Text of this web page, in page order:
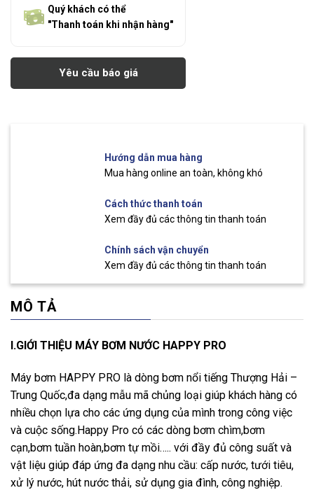
Quý khách có thể
"Thanh toán khi nhận hàng"
Yêu cầu báo giá
Hướng dẫn mua hàng
Mua hàng online an toàn, không khó
Cách thức thanh toán
Xem đầy đủ các thông tin thanh toán
Chính sách vận chuyển
Xem đầy đủ các thông tin thanh toán
MÔ TẢ
I.GIỚI THIỆU MÁY BƠM NƯỚC HAPPY PRO
Máy bơm HAPPY PRO là dòng bơm nổi tiếng Thượng Hải –
Trung Quốc,đa dạng mẫu mã chủng loại giúp khách hàng có
nhiều chọn lựa cho các ứng dụng của mình trong công việc
và cuộc sống.Happy Pro có các dòng bơm chìm,bơm
cạn,bơm tuần hoàn,bơm tự mồi….. với đầy đủ công suất và
vật liệu giúp đáp ứng đa dạng nhu cầu: cấp nước, tưới tiêu,
xử lý nước, hút nước thải, sử dụng gia đình, công nghiệp.